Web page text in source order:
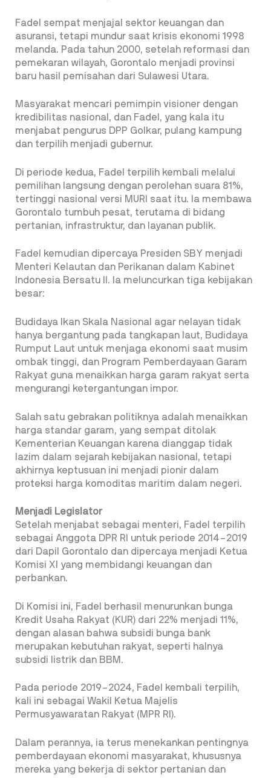
Fadel sempat menjajal sektor keuangan dan
asuransi, tetapi mundur saat krisis ekonomi 1998
melanda. Pada tahun 2000, setelah reformasi dan
pemekaran wilayah, Gorontalo menjadi provinsi
baru hasil pemisahan dari Sulawesi Utara.
Masyarakat mencari pemimpin visioner dengan
kredibilitas nasional, dan Fadel, yang kala itu
menjabat pengurus DPP Golkar, pulang kampung
dan terpilih menjadi gubernur.
Di periode kedua, Fadel terpilih kembali melalui
pemilihan langsung dengan perolehan suara 81%,
tertinggi nasional versi MURI saat itu. Ia membawa
Gorontalo tumbuh pesat, terutama di bidang
pertanian, infrastruktur, dan layanan publik.
Fadel kemudian dipercaya Presiden SBY menjadi
Menteri Kelautan dan Perikanan dalam Kabinet
Indonesia Bersatu II. Ia meluncurkan tiga kebijakan
besar:
Budidaya Ikan Skala Nasional agar nelayan tidak
hanya bergantung pada tangkapan laut, Budidaya
Rumput Laut untuk menjaga ekonomi saat musim
ombak tinggi, dan Program Pemberdayaan Garam
Rakyat guna menaikkan harga garam rakyat serta
mengurangi ketergantungan impor.
Salah satu gebrakan politiknya adalah menaikkan
harga standar garam, yang sempat ditolak
Kementerian Keuangan karena dianggap tidak
lazim dalam sejarah kebijakan nasional, tetapi
akhirnya keptusuan ini menjadi pionir dalam
proteksi harga komoditas maritim dalam negeri.
Menjadi Legislator
Setelah menjabat sebagai menteri, Fadel terpilih
sebagai Anggota DPR RI untuk periode 2014–2019
dari Dapil Gorontalo dan dipercaya menjadi Ketua
Komisi XI yang membidangi keuangan dan
perbankan.
Di Komisi ini, Fadel berhasil menurunkan bunga
Kredit Usaha Rakyat (KUR) dari 22% menjadi 11%,
dengan alasan bahwa subsidi bunga bank
merupakan kebutuhan rakyat, seperti halnya
subsidi listrik dan BBM.
Pada periode 2019–2024, Fadel kembali terpilih,
kali ini sebagai Wakil Ketua Majelis
Permusyawaratan Rakyat (MPR RI).
Dalam perannya, ia terus menekankan pentingnya
pemberdayaan ekonomi masyarakat, khususnya
mereka yang bekerja di sektor pertanian dan